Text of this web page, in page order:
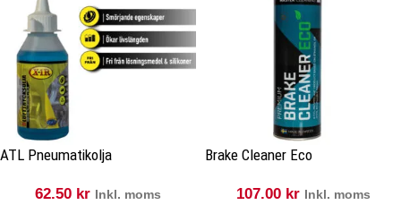
ATL Pneumatikolja
62.50 kr Inkl. moms
Brake Cleaner Eco
107.00 kr Inkl. moms